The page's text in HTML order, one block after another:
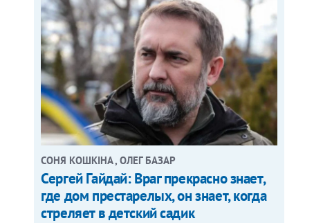
СОНЯ КОШКІНА , ОЛЕГ БАЗАР
Сергей Гайдай: Враг прекрасно знает,
где дом престарелых, он знает, когда
стреляет в детский садик